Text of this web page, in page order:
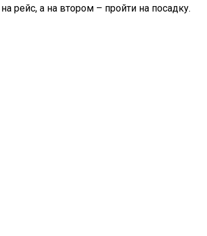
рейс, а на втором – пройти на посадку.